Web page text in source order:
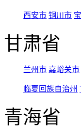
西安市 铜川市
甘肃省
兰州市 嘉峪关市
临夏回族自治州
青海省